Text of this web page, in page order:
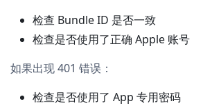
检查 Bundle ID 是否一致
检查是否使用了正确 Apple 账号
如果出现 401 错误：
检查是否使用了 App 专用密码